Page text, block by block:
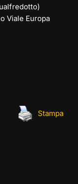
Viale Europa
Stampa